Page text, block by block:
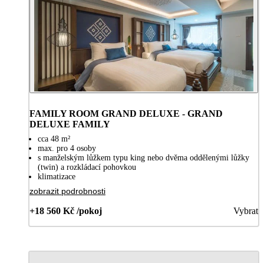
FAMILY ROOM GRAND DELUXE - GRAND
DELUXE FAMILY
cca 48 m²
max. pro 4 osoby
s manželským lůžkem typu king nebo dvěma oddělenými lůžky
(twin) a rozkládací pohovkou
klimatizace
zobrazit podrobnosti
+18 560 Kč /pokoj Vybrat